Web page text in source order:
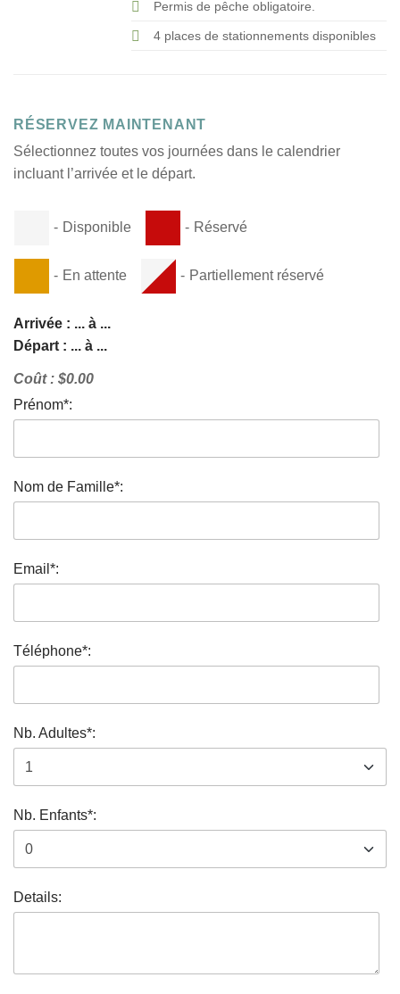
Permis de pêche obligatoire.
4 places de stationnements disponibles
RÉSERVEZ MAINTENANT
Sélectionnez toutes vos journées dans le calendrier
incluant l’arrivée et le départ.
- Disponible - Réservé
- En attente - Partiellement réservé
Arrivée : ... à ...
Départ : ... à ...
Coût : $0.00
Prénom*:
Nom de Famille*:
Email*:
Téléphone*:
Nb. Adultes*:
Nb. Enfants*:
Details: